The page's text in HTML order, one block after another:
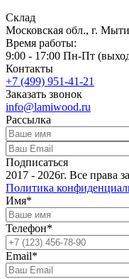
Склад
Московская обл., г.
Время работы:
9:00 - 17:00 Пн-Пт
Контакты
+7 (499) 951-41-21
Заказать звонок
info@lamiwood.ru
Рассылка
Подписаться
2017 - 2026г. Все права
Политика
Имя*
Телефон*
Email*